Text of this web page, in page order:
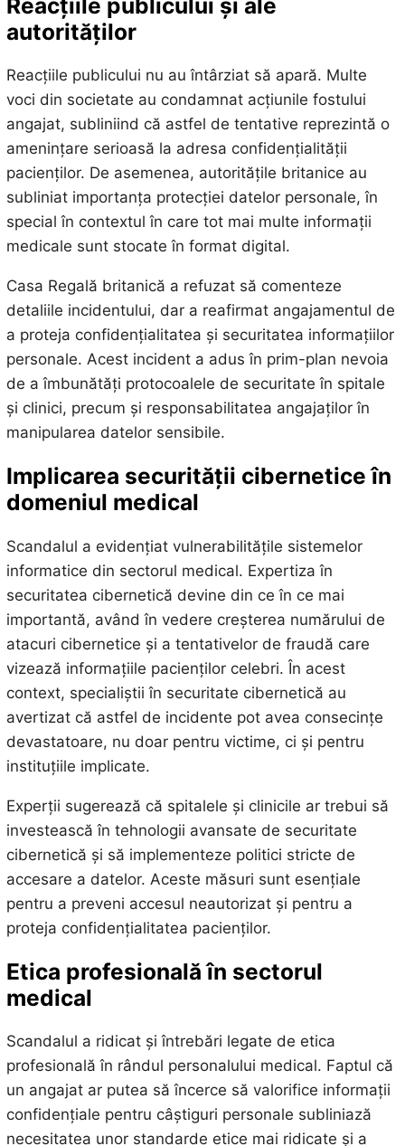
autorităților
Reacțiile publicului nu au întârziat să apară. Multe
voci din societate au condamnat acțiunile fostului
angajat, subliniind că astfel de tentative reprezintă o
amenințare serioasă la adresa confidențialității
pacienților. De asemenea, autoritățile britanice au
subliniat importanța protecției datelor personale, în
special în contextul în care tot mai multe informații
medicale sunt stocate în format digital.
Casa Regală britanică a refuzat să comenteze
detaliile incidentului, dar a reafirmat angajamentul de
a proteja confidențialitatea și securitatea informațiilor
personale. Acest incident a adus în prim-plan nevoia
de a îmbunătăți protocoalele de securitate în spitale
și clinici, precum și responsabilitatea angajaților în
manipularea datelor sensibile.
Implicarea securității cibernetice în
domeniul medical
Scandalul a evidențiat vulnerabilitățile sistemelor
informatice din sectorul medical. Expertiza în
securitatea cibernetică devine din ce în ce mai
importantă, având în vedere creșterea numărului de
atacuri cibernetice și a tentativelor de fraudă care
vizează informațiile pacienților celebri. În acest
context, specialiștii în securitate cibernetică au
avertizat că astfel de incidente pot avea consecințe
devastatoare, nu doar pentru victime, ci și pentru
instituțiile implicate.
Experții sugerează că spitalele și clinicile ar trebui să
investească în tehnologii avansate de securitate
cibernetică și să implementeze politici stricte de
accesare a datelor. Aceste măsuri sunt esențiale
pentru a preveni accesul neautorizat și pentru a
proteja confidențialitatea pacienților.
Etica profesională în sectorul
medical
Scandalul a ridicat și întrebări legate de etica
profesională în rândul personalului medical. Faptul că
un angajat ar putea să încerce să valorifice informații
confidențiale pentru câștiguri personale subliniază
necesitatea unor standarde etice mai ridicate și a